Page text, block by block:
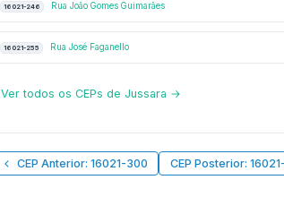
16021-246 Rua João Gomes Guimarães
16021-255 Rua José Faganello
Ver todos os CEPs de Jussara →
CEP Anterior: 16021-300 CEP Posterior: